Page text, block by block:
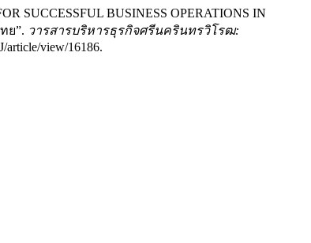
SUCCESSFUL BUSINESS OPERATIONS IN
ย”. วารสารบริหารธุรกิจศรีนครินทรวิโรฒ:
article/view/16186.